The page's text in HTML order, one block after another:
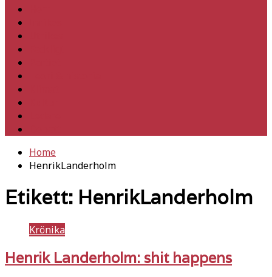
Home
HenrikLanderholm
Etikett: HenrikLanderholm
Krönika
Henrik Landerholm: shit happens